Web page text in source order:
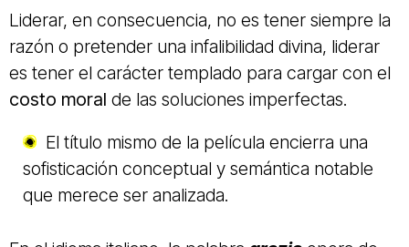
Liderar, en consecuencia, no es tener siempre la
razón o pretender una infalibilidad divina, liderar
es tener el carácter templado para cargar con el
costo moral de las soluciones imperfectas.
El título mismo de la película encierra una
sofisticación conceptual y semántica notable
que merece ser analizada.